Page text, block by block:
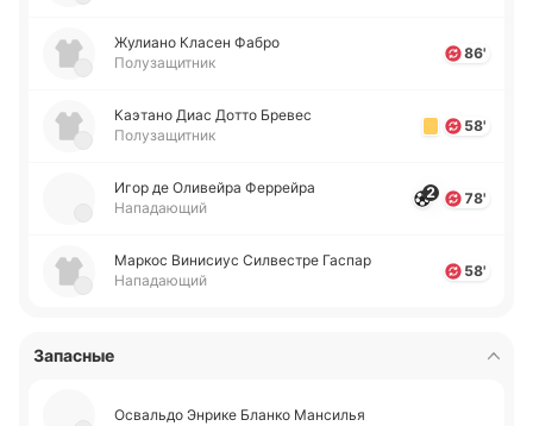
Жу­лиа­но Класен Фабро
Полузащитник
86'
Каэ­та­но Диас Дотто Бревес
Полузащитник
58'
Игор де Оли­вей­ра Фе­ррей­ра
Нападающий
2 78'
Маркос Ви­ни­сиус Си­лве­стре Гаспар
Нападающий
58'
Запасные
Осва­льдо Энрике Бланко Ма­нси­лья